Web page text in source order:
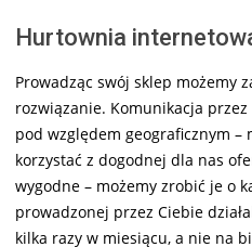
Hurtownia
Prowadząc swój sklep możemy
rozwiązanie. Komunikacja
pod względem geograficznym
korzystać z dogodnej dla nas
wygodne – możemy zrobić je o
prowadzonej przez Ciebie
kilka razy w miesiącu, a nie na